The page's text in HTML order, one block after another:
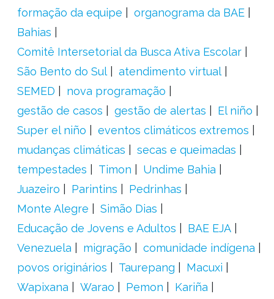
formação da equipe
organograma da BAE
Bahias
Comitê Intersetorial da Busca Ativa Escolar
São Bento do Sul
atendimento virtual
SEMED
nova programação
gestão de casos
gestão de alertas
El niño
Super el niño
eventos climáticos extremos
mudanças climáticas
secas e queimadas
tempestades
Timon
Undime Bahia
Juazeiro
Parintins
Pedrinhas
Monte Alegre
Simão Dias
Educação de Jovens e Adultos
BAE EJA
Venezuela
migração
comunidade indígena
povos originários
Taurepang
Macuxi
Wapixana
Warao Pemon
Kariña